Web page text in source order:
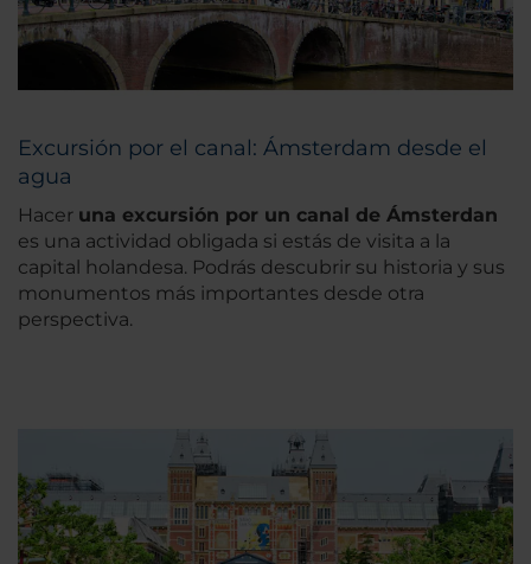
Excursión por el canal: Ámsterdam desde el
agua
Hacer una excursión por un canal de Ámsterdan
es una actividad obligada si estás de visita a la
capital holandesa. Podrás descubrir su historia y sus
monumentos más importantes desde otra
perspectiva.